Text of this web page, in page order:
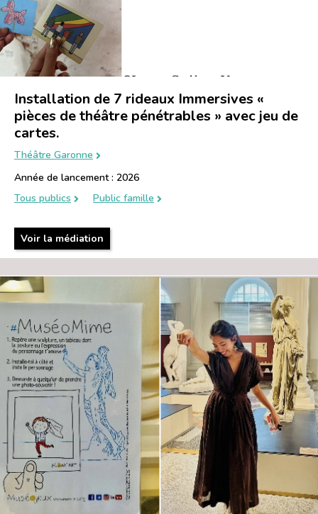
Installation de 7 rideaux Immersives «
pièces de théâtre pénétrables » avec jeu de
cartes.
Théâtre Garonne
Année de lancement : 2026
Tous publics
Public famille
Voir la médiation